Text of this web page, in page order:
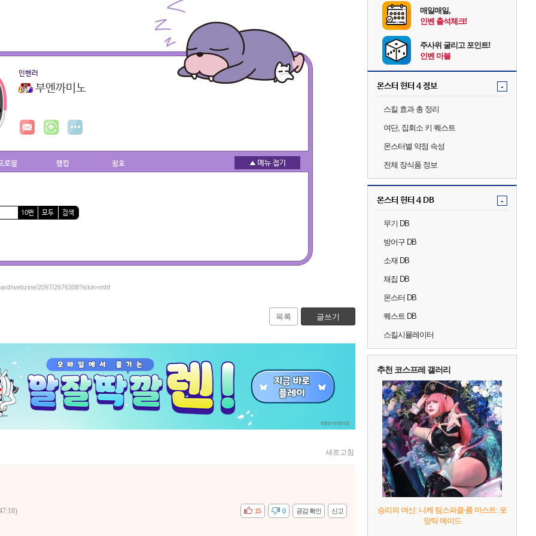
인벤러
부엔까미노
로필 랭킹 칭호
10번 모두 검색
webzine/2097/2676308?iskin=mhf
목록 글쓰기
새로고침
신고
공감 확인
비공감 0
15
매일매일,
인벤 출석체크!
주사위 굴리고 포인트!
인벤 마블
몬스터 헌터 4 정보 -
스킬 효과 총 정리
여단, 집회소 키 퀘스트
몬스터별 약점 속성
전체 장식품 정보
몬스터 헌터 4 DB -
무기 DB
방어구 DB
소재 DB
채집 DB
몬스터 DB
퀘스트 DB
스킬시뮬레이터
추천 코스프레 갤러리
승리의 여신: 니케 팀스파클-륨 마스트: 로
망틱 메이드